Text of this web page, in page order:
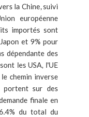
la Chine, suivi
européenne
importés sont
et 9% pour
dépendante des
les USA, l'UE
chemin inverse
portent sur des
finale en
du total du